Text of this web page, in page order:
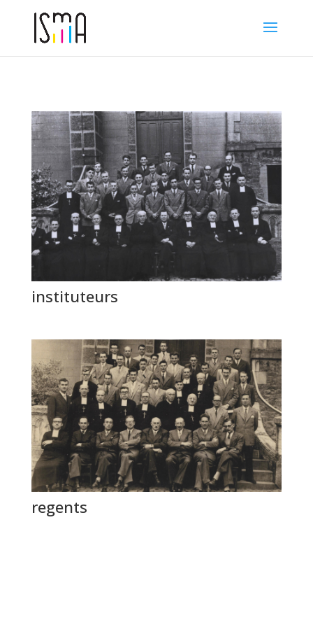
instituteurs
regents